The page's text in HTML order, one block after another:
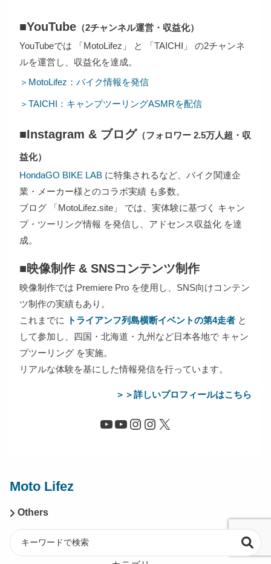
■YouTube （2チャンネル運営・収益化）
YouTubeでは 「MotoLifez」 と 「TAICHI」 の2チャンネ
ルを運営し、収益化を達成。
＞MotoLifez：バイク情報を発信
＞TAICHI：キャンプツーリングASMRを配信
■Instagram & ブログ （フォロワー 2.5万人超・収
益化）
HondaGO BIKE LAB に特集されるなど、バイク関連企
業・メーカー様とのコラボ実績 も多数。
ブログ 「MotoLifez.site」 では、実体験に基づく キャン
プ・ツーリング情報 を発信し、アドセンス収益化 を達
成。
■映像制作 & SNSコンテンツ制作
映像制作では Premiere Pro を使用し、SNS向けコンテン
ツ制作の実績もあり。
これまでに
トライアンフ列島横断イベントの第4走者 と
して参加し、四国・北海道・九州など日本各地で キャン
プツーリング を実施。
リアルな体験を基にした情報発信を行っています。
＞＞詳しいプロフィールはこちら
Moto Lifez
Others